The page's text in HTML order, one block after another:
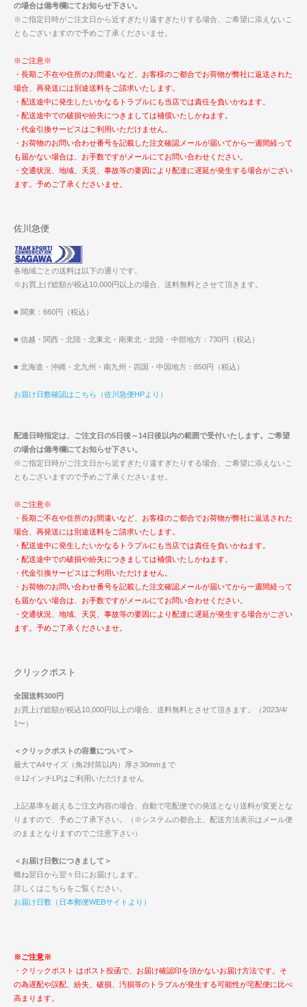
の場合は備考欄にてお知らせ下さい。
※ご指定日時がご注文日から近すぎたり遠すぎたりする場合、ご希望に添えないこ
ともございますので予めご了承くださいませ。
※ご注意※
・長期ご不在や住所のお間違いなど、お客様のご都合でお荷物が弊社に返送された
場合、再発送には別途送料をご請求いたします。
・配送途中に発生したいかなるトラブルにも当店では責任を負いかねます。
・配送途中での破損や紛失につきましては補償いたしかねます。
・代金引換サービスはご利用いただけません。
・お荷物のお問い合わせ番号を記載した注文確認メールが届いてから一週間経って
も届かない場合は、お手数ですがメールにてお問い合わせください。
・交通状況、地域、天災、事故等の要因により配達に遅延が発生する場合がござい
ます。予めご了承くださいませ。
佐川急便
各地域ごとの送料は以下の通りです。
※お買上げ総額が税込10,000円以上の場合、送料無料とさせて頂きます。
■ 関東：660円（税込）
■ 信越・関西・北陸・北東北・南東北・北陸・中部地方：730円（税込）
■ 北海道・沖縄・北九州・南九州・四国・中国地方：850円（税込）
お届け日数確認はこちら（佐川急便HPより）
配達日時指定は、ご注文日の5日後～14日後以内の範囲で受付いたします。ご希望
の場合は備考欄にてお知らせ下さい。
※ご指定日時がご注文日から近すぎたり遠すぎたりする場合、ご希望に添えないこ
ともございますので予めご了承くださいませ。
※ご注意※
・長期ご不在や住所のお間違いなど、お客様のご都合でお荷物が弊社に返送された
場合、再発送には別途送料をご請求いたします。
・配送途中に発生したいかなるトラブルにも当店では責任を負いかねます。
・配送途中での破損や紛失につきましては補償いたしかねます。
・代金引換サービスはご利用いただけません。
・お荷物のお問い合わせ番号を記載した注文確認メールが届いてから一週間経って
も届かない場合は、お手数ですがメールにてお問い合わせください。
・交通状況、地域、天災、事故等の要因により配達に遅延が発生する場合がござい
ます。予めご了承くださいませ。
クリックポスト
全国送料300円
お買上げ総額が税込10,000円以上の場合、送料無料とさせて頂きます。（2023/4/
1〜）
＜クリックポストの容量について＞
最大でA4サイズ（角2封筒以内）厚さ30mmまで
※12インチLPはご利用いただけません
上記基準を超えるご注文内容の場合、自動で宅配便での発送となり送料が変更とな
りますので、予めご了承下さい。（※システムの都合上、配送方法表示はメール便
のままとなりますのでご注意下さい）
＜お届け日数につきまして＞
概ね翌日から翌々日にお届けします。
詳しくはこちらをご覧ください。
お届け日数（日本郵便WEBサイトより）
※ご注意※
・クリックポスト はポスト投函で、お届け確認印を頂かないお届け方法です。そ
の為遅配や誤配、紛失、破損、汚損等のトラブルが発生する可能性が宅配便に比べ
高まります。